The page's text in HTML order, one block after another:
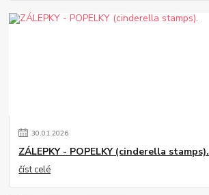
30.01.2026
ZÁLEPKY - POPELKY (cinderella stamps).
číst celé